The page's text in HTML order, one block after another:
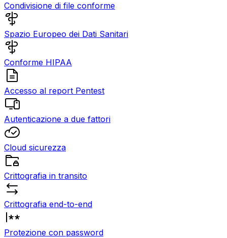
Condivisione di file conforme
Spazio Europeo dei Dati Sanitari
Conforme HIPAA
Accesso al report Pentest
Autenticazione a due fattori
Cloud sicurezza
Crittografia in transito
Crittografia end-to-end
Protezione con password